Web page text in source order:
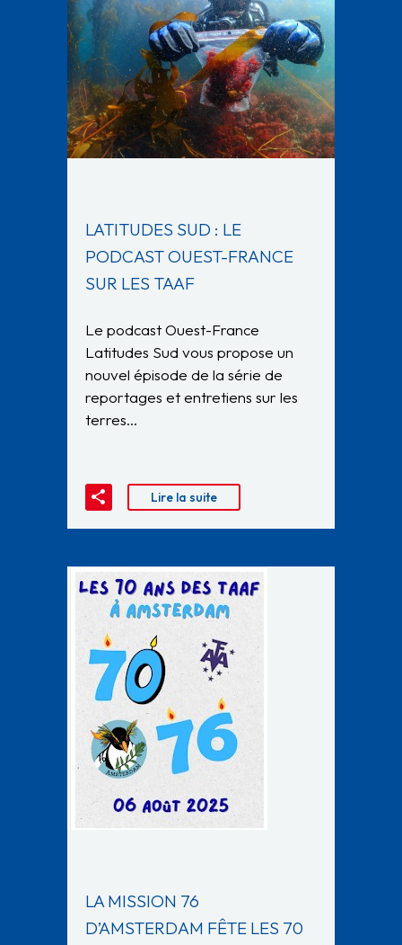
LATITUDES SUD : LE
PODCAST OUEST-FRANCE
SUR LES TAAF
Le podcast Ouest-France
Latitudes Sud vous propose un
nouvel épisode de la série de
reportages et entretiens sur les
terres…
Lire la suite
LA MISSION 76
D’AMSTERDAM FÊTE LES 70